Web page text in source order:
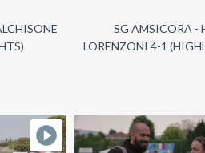
SG AMSICORA -
LORENZONI 4-1